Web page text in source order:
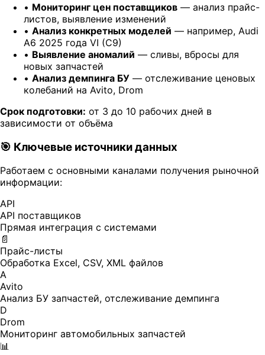
• Мониторинг цен поставщиков — анализ прайс-
листов, выявление изменений
• Анализ конкретных моделей — например, Audi
A6 2025 года VI (C9)
• Выявление аномалий — сливы, вбросы для
новых запчастей
• Анализ демпинга БУ — отслеживание ценовых
колебаний на Avito, Drom
Срок подготовки: от 3 до 10 рабочих дней в
зависимости от объёма
🎯 Ключевые источники данных
Работаем с основными каналами получения рыночной
информации:
API
API поставщиков
Прямая интеграция с системами
📄
Прайс-листы
Обработка Excel, CSV, XML файлов
A
Avito
Анализ БУ запчастей, отслеживание демпинга
D
Drom
Мониторинг автомобильных запчастей
📊